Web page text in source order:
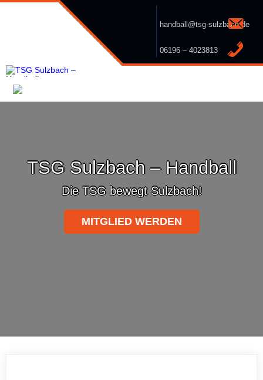
handball@tsg-sulzbach.de
06196 – 4023813
TSG Sulzbach – Handball
Die TSG bewegt Sulzbach!
MITGLIED WERDEN